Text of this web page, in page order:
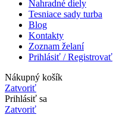
Nahradné diely
Tesniace sady turba
Blog
Kontakty
Zoznam želaní
Prihlásiť / Registrovať
Nákupný košík
Zatvoriť
Prihlásiť sa
Zatvoriť